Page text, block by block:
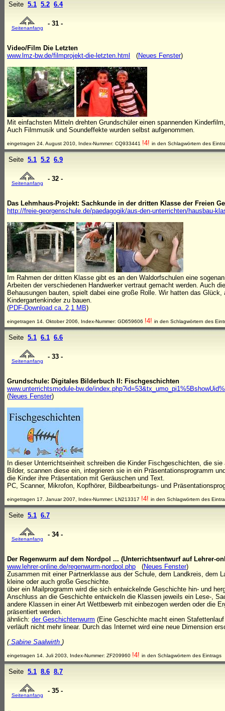
Seite 5.1 5.2 6.4
Seitenanfang
- 31 -
Video/Film Die Letzten
www.lmz-bw.de/filmprojekt-die-letzten.html
(Neues Fenster)
Mit einfachsten Mitteln drehten Grundschüler einen spannenden
Auch Filmmusik und Soundeffekte wurden selbst aufgenommen.
eingetragen 24. August 2010, Index-Nummer: CQ933441 !4! in den Schlagwörtern des
Seite 5.1 5.2 6.9
Seitenanfang
- 32 -
Das Lehmhaus-Projekt: Sachkunde in der dritten Klasse der Freien
http://freie-georgenschule.de/paedagogik/aus-den-unterrichten/hausbau-
Im Rahmen der dritten Klasse gibt es an den Waldorfschulen eine
Arbeiten der verschiedenen Handwerker vertraut gemacht werden. Auch
Behausungen bauten, spielt dabei eine große Rolle. Wir hatten das
Kindergartenkinder zu bauen.
(PDF-Download ca. 2,1 MB)
eingetragen 14. Oktober 2006, Index-Nummer: GD659606 !4! in den Schlagwörtern des
Seite 5.1 6.1 6.6
Seitenanfang
- 33 -
Grundschule: Digitales Bilderbuch II: Fischgeschichten
www.unterrichtsmodule-bw.de/
(Neues Fenster)
In dieser Unterrichtseinheit schreiben die Kinder Fischgeschichten, die
Bilder, scannen diese ein, integrieren sie in ein Präsentationsprogramm
die Kinder ihre Präsentation mit Geräuschen und Text.
PC, Scanner, Mikrofon, Kopfhörer, Bildbearbeitungs- und
eingetragen 17. Januar 2007, Index-Nummer: LN213317 !4! in den Schlagwörtern des
Seite 5.1 6.7
Seitenanfang
- 34 -
Der Regenwurm auf dem Nordpol ... (Unterrichtsentwurf auf Lehrer-
www.lehrer-online.de/regenwurm-nordpol.php (Neues Fenster)
Zusammen mit einer Partnerklasse aus der Schule, dem Landkreis, dem
kleine oder auch große Geschichte.
über ein Mailprogramm wird die sich entwickelnde Geschichte hin- und
Anschluss an die Geschichte entwickeln die Klassen jeweils ein Lese-,
andere Klassen in einer Art Wettbewerb mit einbezogen werden oder die
präsentiert werden.
ähnlich: der Geschichtenwurm (Eine Geschichte macht einen
verläuft nicht mehr linear. Durch das Internet wird eine neue Dimension
(Sabine Saalwirth )
eingetragen 14. Juli 2003, Index-Nummer: ZF209960 !4! in den Schlagwörtern des Eintrags
Seite 5.1 8.6 8.7
Seitenanfang
- 35 -